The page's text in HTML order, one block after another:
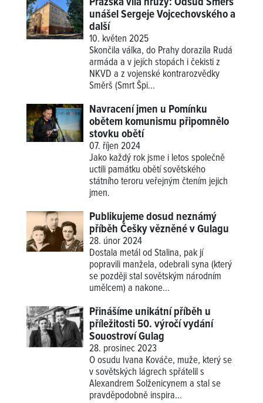
unášel Sergeje Vojcechovského a
další
10. květen 2025
Skončila válka, do Prahy dorazila Rudá
armáda a v jejích stopách i čekisti z
NKVD a z vojenské kontrarozvědky
Směrš (Smrt Špi...
Navracení jmen u Pomínku
obětem komunismu připomnělo
stovku obětí
07. říjen 2024
Jako každý rok jsme i letos společně
uctili památku obětí sovětského
státního teroru veřejným čtením jejich
jmen.
Publikujeme dosud neznámý
příběh Češky vězněné v Gulagu
28. únor 2024
Dostala metál od Stalina, pak jí
popravili manžela, odebrali syna (který
se později stal sovětským národním
umělcem) a nakone...
Přinášíme unikátní příběh u
příležitosti 50. výročí vydání
Souostroví Gulag
28. prosinec 2023
O osudu Ivana Kováče, muže, který se
v sovětských lágrech spřátelil s
Alexandrem Solženicynem a stal se
pravděpodobně inspira...